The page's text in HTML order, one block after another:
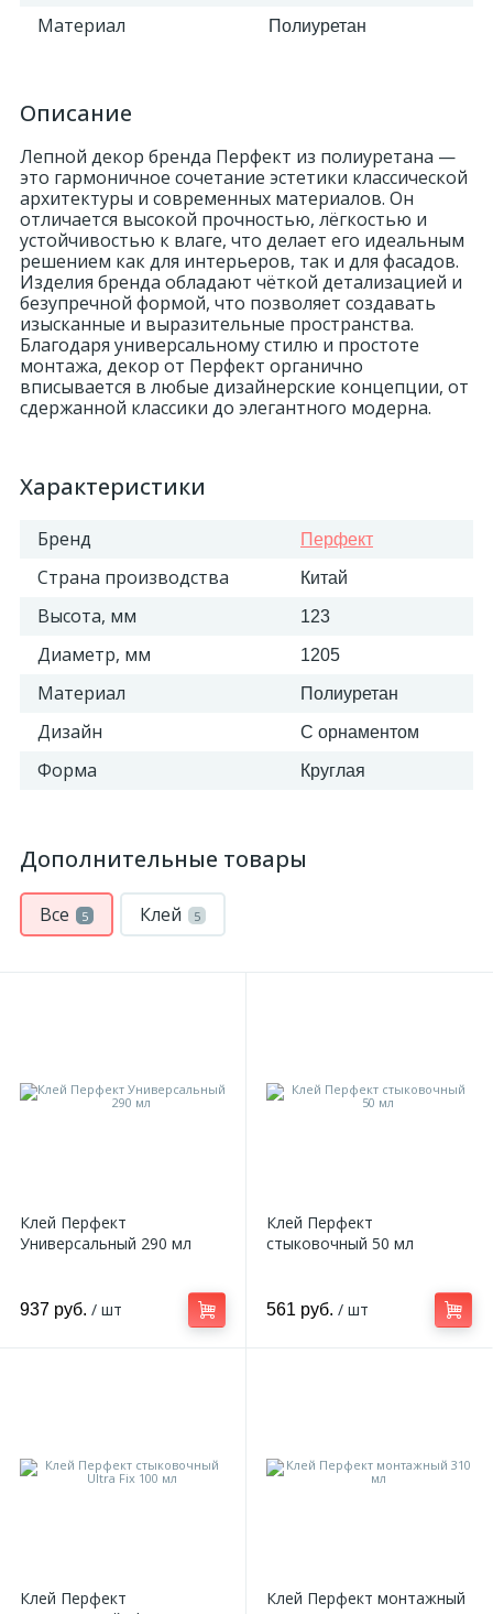
Материал Полиуретан
Описание
Лепной декор бренда Перфект из полиуретана —
это гармоничное сочетание эстетики классической
архитектуры и современных материалов. Он
отличается высокой прочностью, лёгкостью и
устойчивостью к влаге, что делает его идеальным
решением как для интерьеров, так и для фасадов.
Изделия бренда обладают чёткой детализацией и
безупречной формой, что позволяет создавать
изысканные и выразительные пространства.
Благодаря универсальному стилю и простоте
монтажа, декор от Перфект органично
вписывается в любые дизайнерские концепции, от
сдержанной классики до элегантного модерна.
Характеристики
Бренд Перфект
Страна производства Китай
Высота, мм 123
Диаметр, мм 1205
Материал Полиуретан
Дизайн С орнаментом
Форма Круглая
Дополнительные товары
Все 5 Клей 5
Клей Перфект
Универсальный 290 мл
937 руб. / шт
Клей Перфект
стыковочный 50 мл
561 руб. / шт
Клей Перфект
Клей Перфект монтажный